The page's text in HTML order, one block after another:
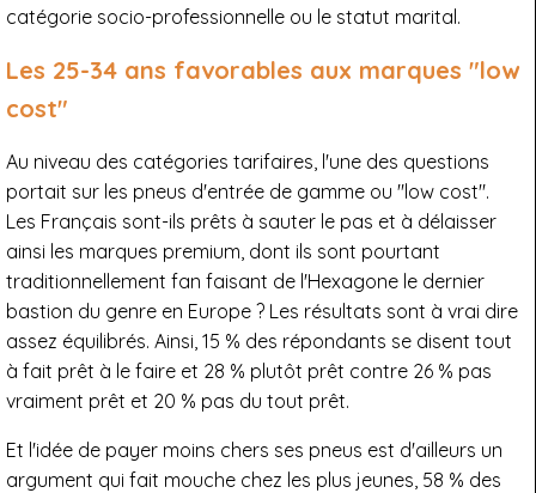
catégorie socio-professionnelle ou le statut marital.
Les 25-34 ans favorables aux marques "low
cost"
Au niveau des catégories tarifaires, l'une des questions
portait sur les pneus d'entrée de gamme ou "low cost".
Les Français sont-ils prêts à sauter le pas et à délaisser
ainsi les marques premium, dont ils sont pourtant
traditionnellement fan faisant de l'Hexagone le dernier
bastion du genre en Europe ? Les résultats sont à vrai dire
assez équilibrés. Ainsi, 15 % des répondants se disent tout
à fait prêt à le faire et 28 % plutôt prêt contre 26 % pas
vraiment prêt et 20 % pas du tout prêt.
Et l'idée de payer moins chers ses pneus est d'ailleurs un
argument qui fait mouche chez les plus jeunes, 58 % des